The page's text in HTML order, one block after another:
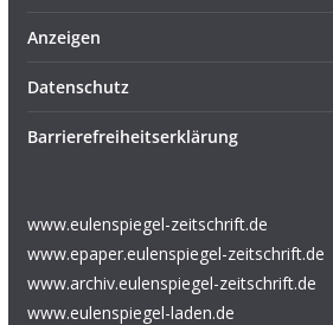
Anzeigen
Datenschutz
Barrierefreiheitserklärung
www.eulenspiegel-zeitschrift.de
www.epaper.eulenspiegel-zeitschrift.de
www.archiv.eulenspiegel-zeitschrift.de
www.eulenspiegel-laden.de